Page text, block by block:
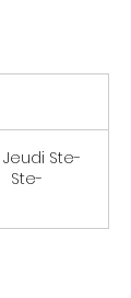
Jeudi Ste-
Ste-